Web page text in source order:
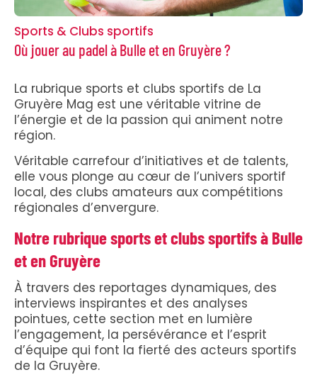
Sports & Clubs sportifs
Où jouer au padel à Bulle et en Gruyère ?
La rubrique sports et clubs sportifs de La
Gruyère Mag est une véritable vitrine de
l’énergie et de la passion qui animent notre
région.
Véritable carrefour d’initiatives et de talents,
elle vous plonge au cœur de l’univers sportif
local, des clubs amateurs aux compétitions
régionales d’envergure.
Notre rubrique sports et clubs sportifs à Bulle
et en Gruyère
À travers des reportages dynamiques, des
interviews inspirantes et des analyses
pointues, cette section met en lumière
l’engagement, la persévérance et l’esprit
d’équipe qui font la fierté des acteurs sportifs
de la Gruyère.